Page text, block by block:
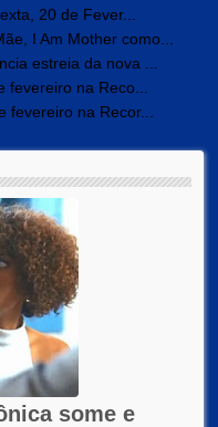
20 de Fever...
I Am Mother como...
estreia da nova ...
na Reco...
na Recor...
some e